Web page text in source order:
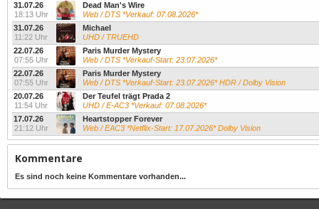
31.07.26
18:13 Uhr
Dead Man's Wire
Web / DTS *Verkauf: 07.08.2026*
31.07.26
11:22 Uhr
Michael
UHD / TRUEHD
22.07.26
07:55 Uhr
Paris Murder Mystery
Web / DTS *Verkauf-Start: 23.07.2026*
22.07.26
07:55 Uhr
Paris Murder Mystery
Web / DTS *Verkauf-Start: 23.07.2026* HDR / Dolby Vision
20.07.26
11:54 Uhr
Der Teufel trägt Prada 2
UHD / E-AC3 *Verkauf: 07.08.2026*
17.07.26
21:12 Uhr
Heartstopper Forever
Web / EAC3 *Netflix-Start: 17.07.2026* Dolby Vision
Kommentare
Es sind noch keine Kommentare vorhanden...